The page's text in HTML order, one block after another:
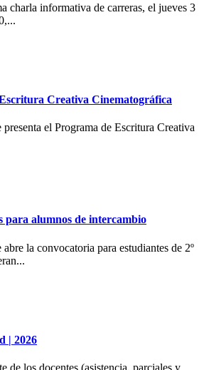
charla informativa de carreras, el jueves 3
Creativa Cinematográfica
el Programa de Escritura Creativa
para alumnos de intercambio
la convocatoria para estudiantes de 2º
| 2026